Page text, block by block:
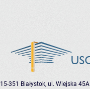
15-351 Białystok, ul. Wiejska 45A